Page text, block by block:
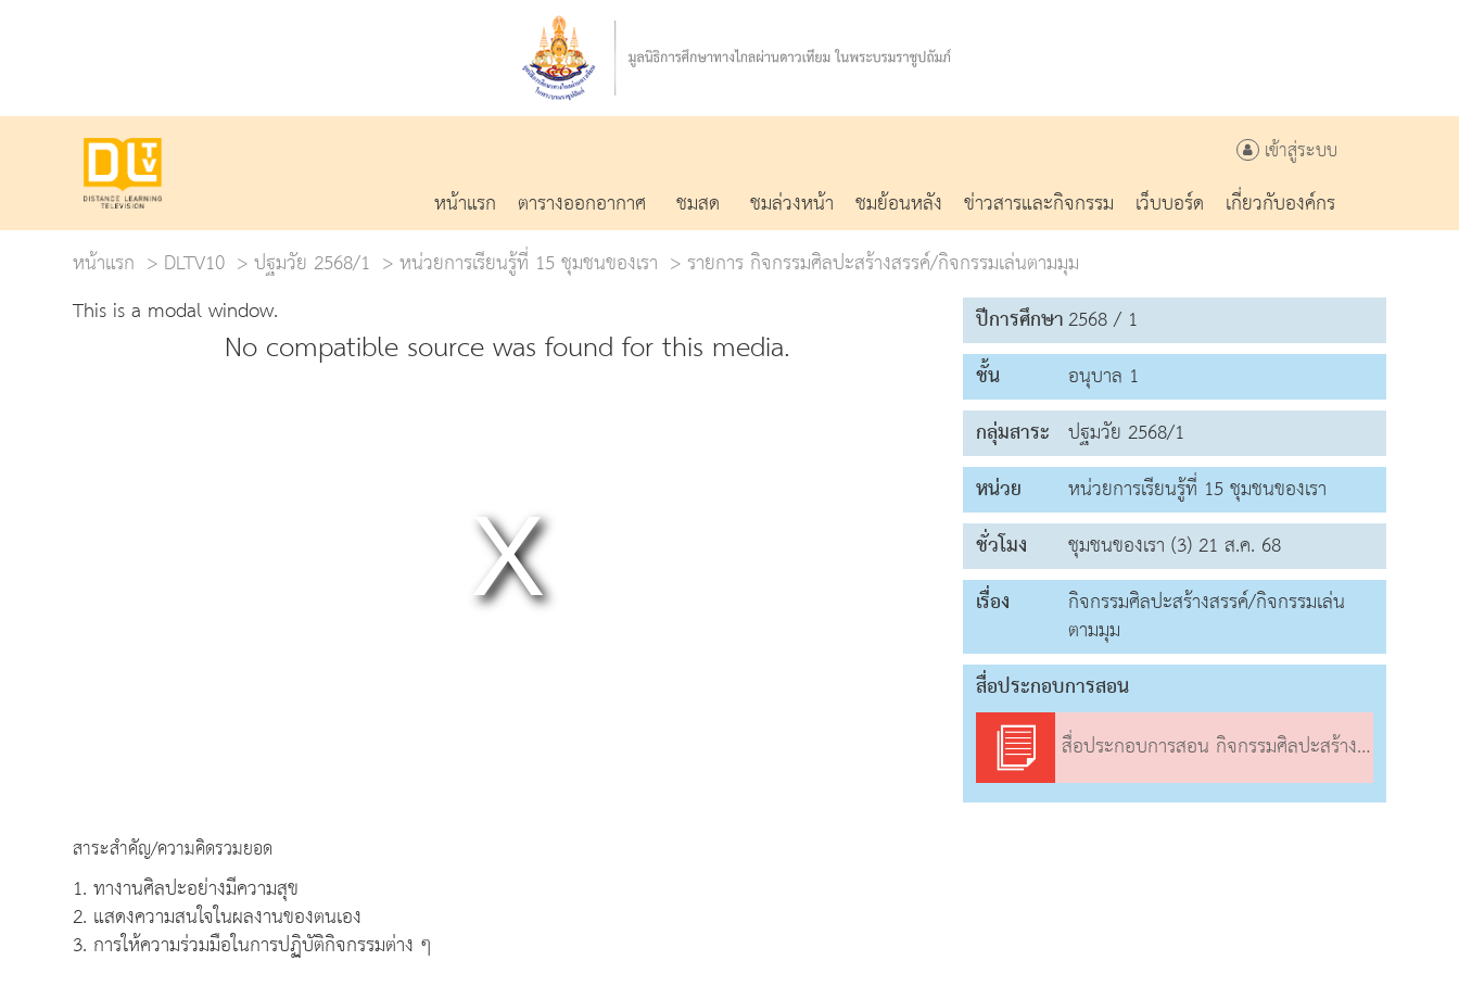
เข้าสู่ระบบ
หน้าแรก ตารางออกอากาศ ชมสด ชมล่วงหน้า ชมย้อนหลัง ข่าวสารและกิจกรรม เว็บบอร์ด
เกี่ยวกับองค์กร
หน้าแรก
DLTV10 ปฐมวัย 2568/1 หน่วยการเรียนรู้ที่ 15 ชุมชนของเรา
รายการ กิจกรรมศิลปะสร้างสรรค์/กิจกรรมเล่นตามมุม
This is a modal window.
No compatible source was found for this media.
สาระสำคัญ/ความคิดรวมยอด
1. ทางานศิลปะอย่างมีความสุข
2. แสดงความสนใจในผลงานของตนเอง
3. การให้ความร่วมมือในการปฏิบัติกิจกรรมต่าง ๆ
ปีการศึกษา2568 / 1
ชั้น
อนุบาล 1
กลุ่มสาระ ปฐมวัย 2568/1
หน่วย
หน่วยการเรียนรู้ที่ 15 ชุมชนของเรา
ชั่วโมง
ชุมชนของเรา (3) 21 ส.ค. 68
เรื่อง
กิจกรรมศิลปะสร้างสรรค์/กิจกรรมเล่น
ตามมุม
สื่อประกอบการสอน
สื่อประกอบการสอน กิจกรรมศิลปะสร้างสรรค์/กิจกรรมเล่นตามมุม